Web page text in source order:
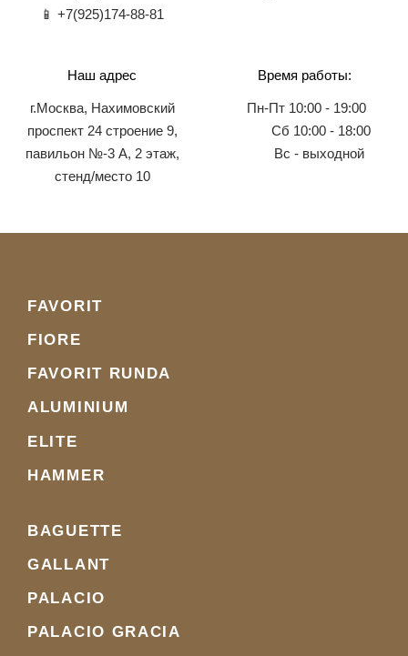
📱 +7(925)174-88-81
Наш адрес
г.Москва, Нахимовский
проспект 24 строение 9,
павильон №-3 А, 2 этаж,
стенд/место 10
Время работы:
Пн-Пт 10:00 - 19:00
Сб 10:00 - 18:00
Вс - выходной
FAVORIT
FIORE
FAVORIT RUNDA
ALUMINIUM
ELITE
HAMMER
BAGUETTE
GALLANT
PALACIO
PALACIO GRACIA